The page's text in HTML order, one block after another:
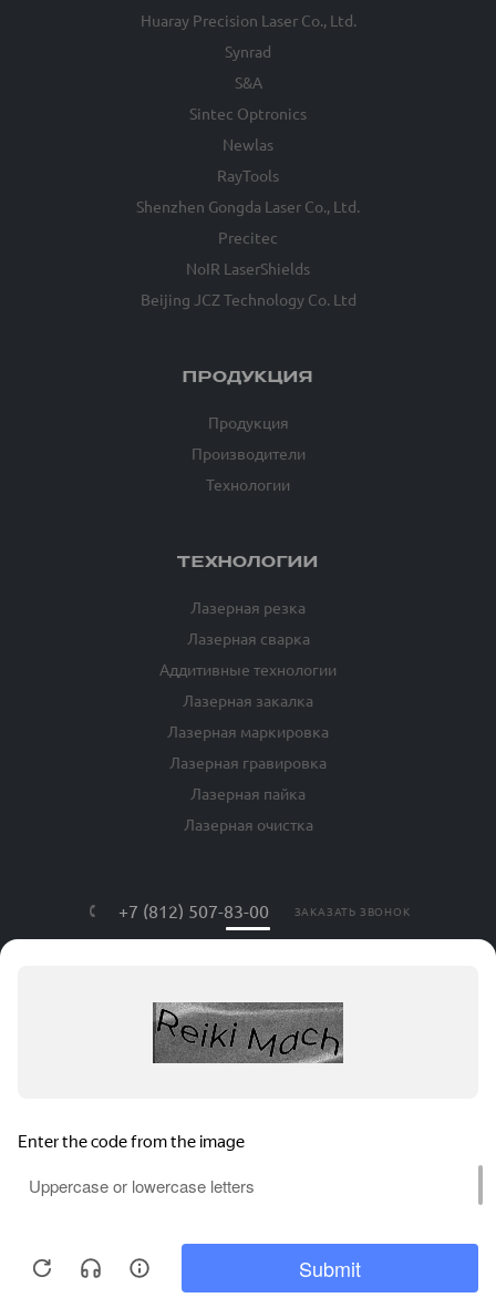
Huaray Precision Laser Co., Ltd.
Synrad
S&A
Sintec Optronics
Newlas
RayTools
Shenzhen Gongda Laser Co., Ltd.
Precitec
NoIR LaserShields
Beijing JCZ Technology Co. Ltd
ПРОДУКЦИЯ
Продукция
Производители
Технологии
ТЕХНОЛОГИИ
Лазерная резка
Лазерная сварка
Аддитивные технологии
Лазерная закалка
Лазерная маркировка
Лазерная гравировка
Лазерная пайка
Лазерная очистка
+7 (812) 507-83-00 ЗАКАЗАТЬ ЗВОНОК
г. Санкт-Петербург, ул. Яблочкова, дом
№ 20, литер Я, оф. 408
АВРОРА ТЕХ © , 2026. Все права защищены.
Соглашение на обработку персональных данных
Политика конфиденциальности
Карта сайта